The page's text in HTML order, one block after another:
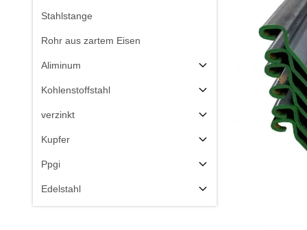
Stahlstange
Rohr aus zartem Eisen
Aliminum
Kohlenstoffstahl
verzinkt
Kupfer
Ppgi
Edelstahl